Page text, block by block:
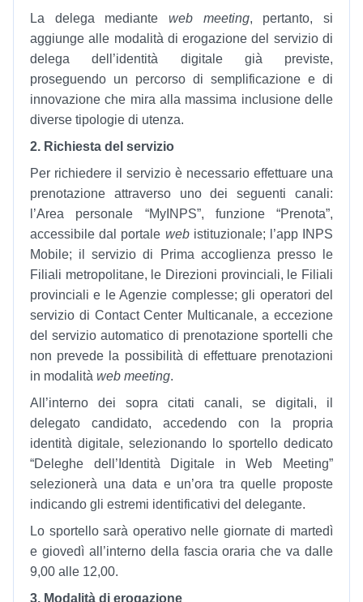
La delega mediante web meeting, pertanto, si
aggiunge alle modalità di erogazione del servizio di
delega dell’identità digitale già previste,
proseguendo un percorso di semplificazione e di
innovazione che mira alla massima inclusione delle
diverse tipologie di utenza.
2. Richiesta del servizio
Per richiedere il servizio è necessario effettuare una
prenotazione attraverso uno dei seguenti canali:
l’Area personale “MyINPS”, funzione “Prenota”,
accessibile dal portale webistituzionale; l’app INPS
Mobile; il servizio di Prima accoglienza presso le
Filiali metropolitane, le Direzioni provinciali, le Filiali
provinciali e le Agenzie complesse; gli operatori del
servizio di Contact Center Multicanale, a eccezione
del servizio automatico di prenotazione sportelli che
non prevede la possibilità di effettuare prenotazioni
in modalità web meeting.
All’interno dei sopra citati canali, se digitali, il
delegato candidato, accedendo con la propria
identità digitale, selezionando lo sportello dedicato
“Deleghe dell’Identità Digitale in Web Meeting”
selezionerà una data e un’ora tra quelle proposte
indicando gli estremi identificativi del delegante.
Lo sportello sarà operativo nelle giornate di martedì
e giovedì all’interno della fascia oraria che va dalle
9,00 alle 12,00.
3. Modalità di erogazione